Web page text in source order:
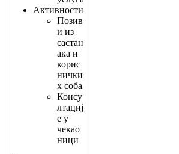
Активности
Позив
и из
састан
ака и
корис
нички
х соба
Консу
лтациј
е у
чекао
ници